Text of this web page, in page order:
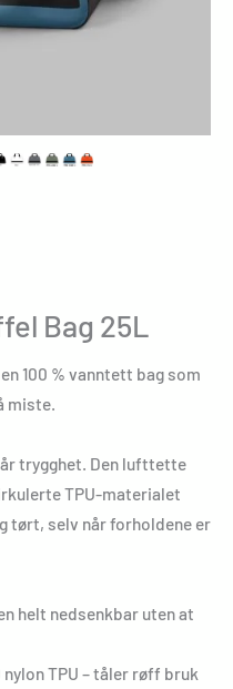
Bag 25L
100 % vanntett bag som
miste.
trygghet. Den lufttette
TPU-materialet
tørt, selv når forholdene er
helt nedsenkbar uten at
TPU – tåler røff bruk